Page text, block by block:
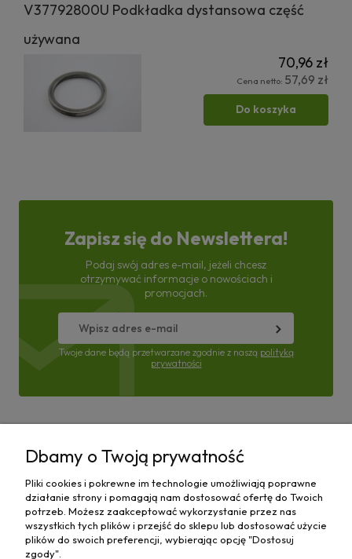
V37792800U Podkładka dystansowa część
używana
70,96 zł
Cena netto: 57,69 zł
Do koszyka
Zapisz się do Newslettera!
Podaj swój adres e-mail, jeżeli chcesz
otrzymywać informacje o nowościach i
promocjach.
Twoje dane będą przetwarzane zgodnie z naszą polityką
prywatności
Moje konto
Płatności i dostawa
Informacje
Dbamy o Twoją prywatność
Pliki cookies i pokrewne im technologie umożliwiają poprawne
działanie strony i pomagają nam dostosować ofertę do Twoich
potrzeb. Możesz zaakceptować wykorzystanie przez nas
wszystkich tych plików i przejść do sklepu lub dostosować użycie
plików do swoich preferencji, wybierając opcję "Dostosuj
zgody".